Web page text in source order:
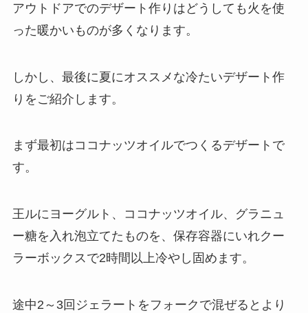
アウトドアでのデザート作りはどうしても火を使
った暖かいものが多くなります。
しかし、最後に夏にオススメな冷たいデザート作
りをご紹介します。
まず最初はココナッツオイルでつくるデザートで
す。
王ルにヨーグルト、ココナッツオイル、グラニュ
ー糖を入れ泡立てたものを、保存容器にいれクー
ラーボックスで2時間以上冷やし固めます。
途中2～3回ジェラートをフォークで混ぜるとより